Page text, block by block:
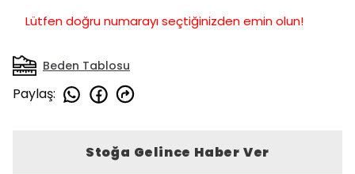
Lütfen doğru numarayı seçtiğinizden emin olun!
Beden Tablosu
Paylaş:
Stoğa Gelince Haber Ver